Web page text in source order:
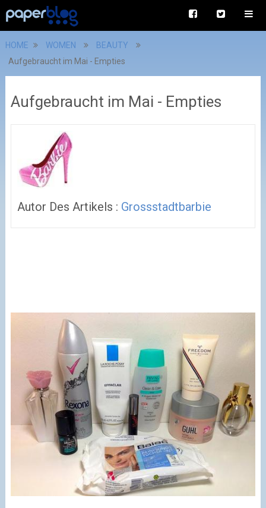
HOME WOMEN
BEAUTY
Aufgebraucht im Mai - Empties
Aufgebraucht im Mai - Empties
Autor Des Artikels : Grossstadtbarbie